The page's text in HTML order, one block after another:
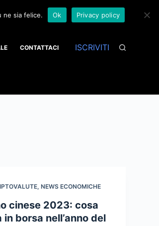
CONTATTACI ISCRIVITI
, NEWS ECONOMICHE
cinese 2023: cosa
borsa nell’anno del
ne sia felice. Ok Privacy policy